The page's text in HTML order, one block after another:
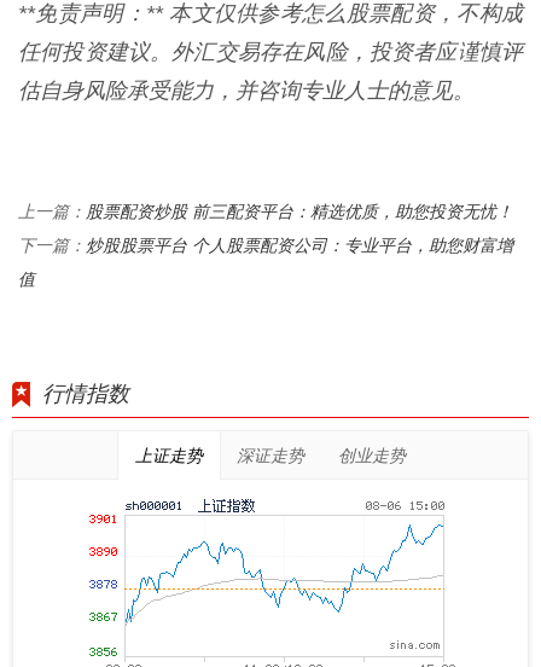
**免责声明：** 本文仅供参考怎么股票配资，不构成
任何投资建议。外汇交易存在风险，投资者应谨慎评
估自身风险承受能力，并咨询专业人士的意见。
上一篇： 股票配资炒股 前三配资平台：精选优质，助您投资无忧！
下一篇： 炒股股票平台 个人股票配资公司：专业平台，助您财富增
值
行情指数
上证走势 深证走势 创业走势